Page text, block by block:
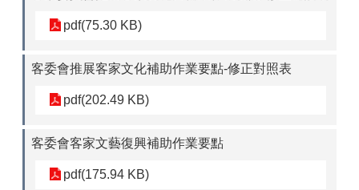
pdf(75.30 KB)
客委會推展客家文化補助作業要點-修正對照表
pdf(202.49 KB)
客委會客家文藝復興補助作業要點
pdf(175.94 KB)